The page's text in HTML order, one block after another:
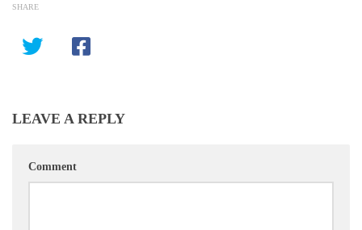
SHARE
LEAVE A REPLY
Comment